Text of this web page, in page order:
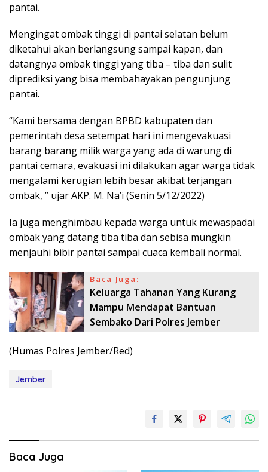
pantai.
Mengingat ombak tinggi di pantai selatan belum
diketahui akan berlangsung sampai kapan, dan
datangnya ombak tinggi yang tiba – tiba dan sulit
diprediksi yang bisa membahayakan pengunjung
pantai.
“Kami bersama dengan BPBD kabupaten dan
pemerintah desa setempat hari ini mengevakuasi
barang barang milik warga yang ada di warung di
pantai cemara, evakuasi ini dilakukan agar warga tidak
mengalami kerugian lebih besar akibat terjangan
ombak, ” ujar AKP. M. Na’i (Senin 5/12/2022)
Ia juga menghimbau kepada warga untuk mewaspadai
ombak yang datang tiba tiba dan sebisa mungkin
menjauhi bibir pantai sampai cuaca kembali normal.
Baca Juga:
Keluarga Tahanan Yang Kurang
Mampu Mendapat Bantuan
Sembako Dari Polres Jember
(Humas Polres Jember/Red)
Jember
Baca Juga